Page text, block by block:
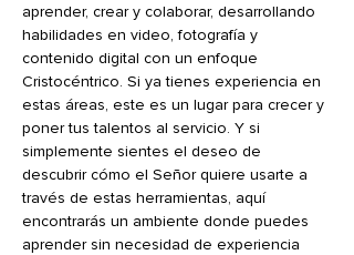
aprender, crear y colaborar, desarrollando
habilidades en video, fotografía y
contenido digital con un enfoque
Cristocéntrico. Si ya tienes experiencia en
estas áreas, este es un lugar para crecer y
poner tus talentos al servicio. Y si
simplemente sientes el deseo de
descubrir cómo el Señor quiere usarte a
través de estas herramientas, aquí
encontrarás un ambiente donde puedes
aprender sin necesidad de experiencia